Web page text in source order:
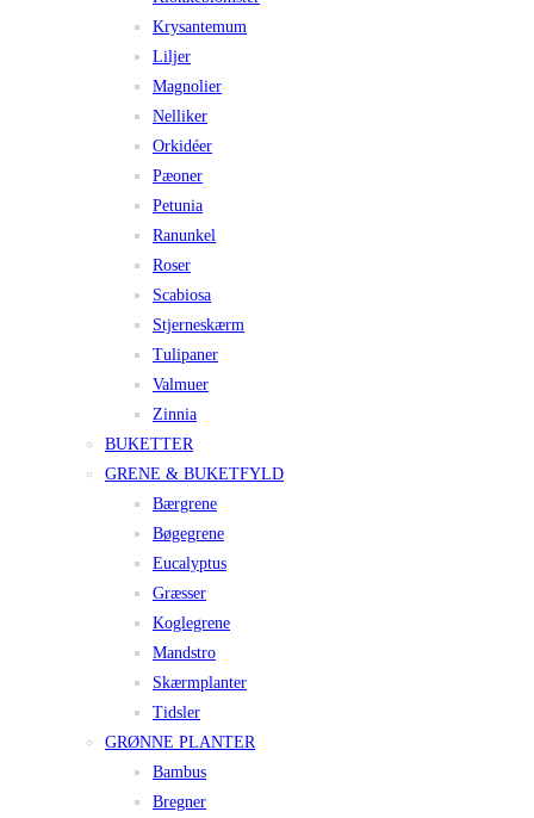
Krysantemum
Liljer
Magnolier
Nelliker
Orkidéer
Pæoner
Petunia
Ranunkel
Roser
Scabiosa
Stjerneskærm
Tulipaner
Valmuer
Zinnia
BUKETTER
GRENE & BUKETFYLD
Bærgrene
Bøgegrene
Eucalyptus
Græsser
Koglegrene
Mandstro
Skærmplanter
Tidsler
GRØNNE PLANTER
Bambus
Bregner